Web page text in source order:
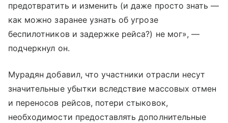
предотвратить и изменить (и даже просто знать —
как можно заранее узнать об угрозе
беспилотников и задержке рейса?) не мог», —
подчеркнул он.
Мурадян добавил, что участники отрасли несут
значительные убытки вследствие массовых отмен
и переносов рейсов, потери стыковок,
необходимости предоставлять дополнительные